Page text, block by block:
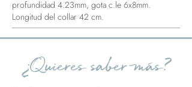
profundidad 4.23mm, gota c.le 6x8mm.
Longitud del collar 42 cm.
¿Quieres saber más?